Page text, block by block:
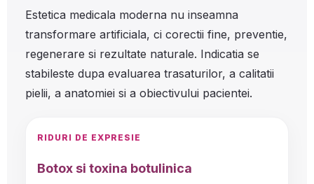
Estetica medicala moderna nu inseamna
transformare artificiala, ci corectii fine, preventie,
regenerare si rezultate naturale. Indicatia se
stabileste dupa evaluarea trasaturilor, a calitatii
pielii, a anatomiei si a obiectivului pacientei.
RIDURI DE EXPRESIE
Botox si toxina botulinica